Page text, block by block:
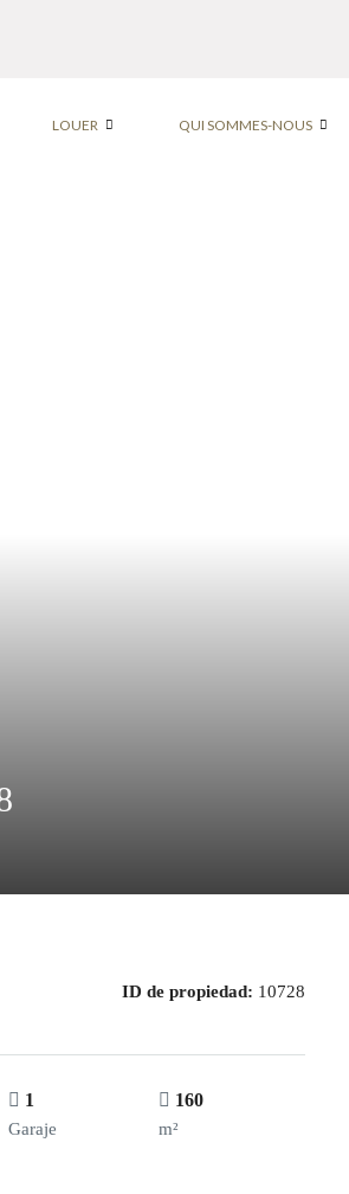
LOUER QUI SOMMES-NOUS
ID de propiedad: 10728
1
Garaje
160
m²